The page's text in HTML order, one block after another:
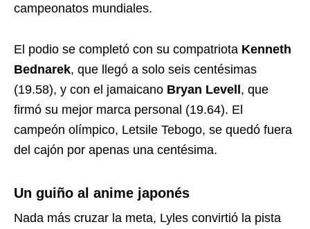
campeonatos mundiales.
El podio se completó con su compatriota Kenneth
Bednarek, que llegó a solo seis centésimas
(19.58), y con el jamaicano Bryan Levell, que
firmó su mejor marca personal (19.64). El
campeón olímpico, Letsile Tebogo, se quedó fuera
del cajón por apenas una centésima.
Un guiño al anime japonés
Nada más cruzar la meta, Lyles convirtió la pista